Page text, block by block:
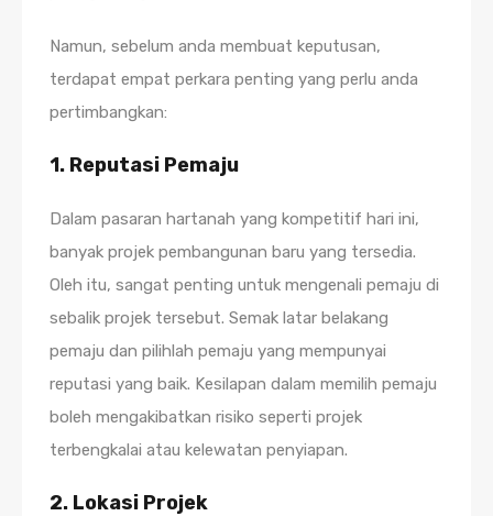
Namun, sebelum anda membuat keputusan,
terdapat empat perkara penting yang perlu anda
pertimbangkan:
1. Reputasi Pemaju
Dalam pasaran hartanah yang kompetitif hari ini,
banyak projek pembangunan baru yang tersedia.
Oleh itu, sangat penting untuk mengenali pemaju di
sebalik projek tersebut. Semak latar belakang
pemaju dan pilihlah pemaju yang mempunyai
reputasi yang baik. Kesilapan dalam memilih pemaju
boleh mengakibatkan risiko seperti projek
terbengkalai atau kelewatan penyiapan.
2. Lokasi Projek